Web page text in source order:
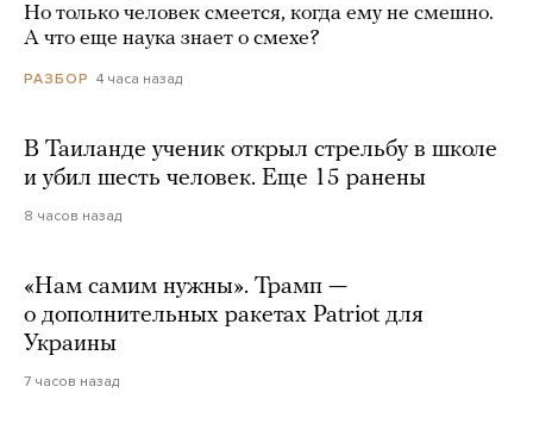
Но только человек смеется, когда ему не смешно.
А что еще наука знает о смехе?
РАЗБОР 4 часа назад
В Таиланде ученик открыл стрельбу в школе
и убил шесть человек. Еще 15 ранены
8 часов назад
«Нам самим нужны». Трамп —
о дополнительных ракетах Patriot для
Украины
7 часов назад